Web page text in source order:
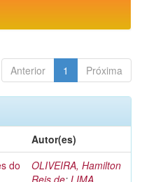
Anterior 1 Próxima
Autor(es)
do
OLIVEIRA, Hamilton
Reis de; LIMA,